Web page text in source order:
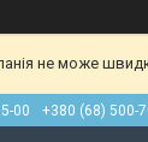
не може
00 +380 (68) 500-